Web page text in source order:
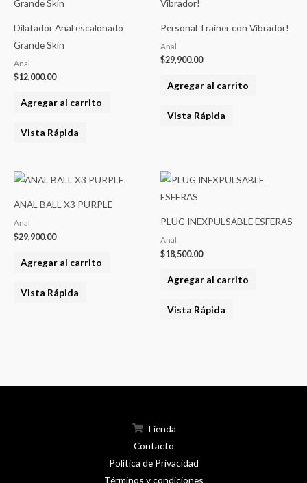
Dilatador Anal escalonado
Grande Skin
Anal
$12,000.00
Agregar al carrito
Vista Rápida
Personal Trainer con Vibrador!
Anal
$29,900.00
Agregar al carrito
Vista Rápida
ANAL BALL X3 PURPLE
Anal
$29,900.00
Agregar al carrito
Vista Rápida
PLUG INEXPULSABLE ESFERAS
Anal
$18,500.00
Agregar al carrito
Vista Rápida
Tienda
Contacto
Política de Privacidad
Términos y condiciones